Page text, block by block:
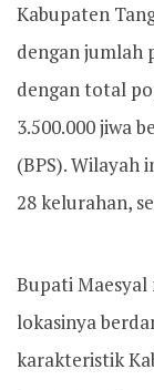
Kabupaten
dengan jumlah
dengan total
3.500.000 jiwa
(BPS). Wilayah
28 kelurahan,
Bupati Maesyal
lokasinya
karakteristik